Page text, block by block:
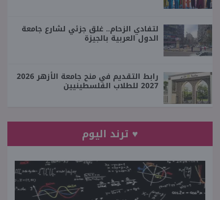
لتفادي الزحام.. غلق جزئي لشارع جامعة
الدول العربية بالجيزة
رابط التقديم في منح جامعة الأزهر 2026
2027 للطلاب الفلسطينيين
♥ ترند اليوم